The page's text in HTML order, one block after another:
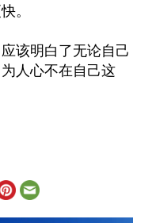
。
该明白了无论自己
人心不在自己这